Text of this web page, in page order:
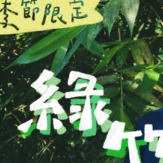
麵・粉
文晴農場 | 三星紅藜麵
NT$160
加入購物車